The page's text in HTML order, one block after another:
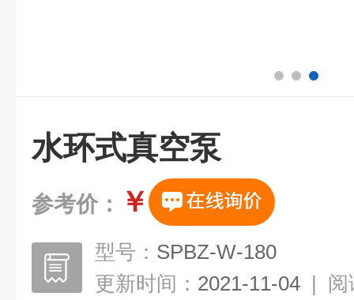
水环式真空泵
参考价： ￥
型号： SPBZ-W-180
更新时间： 2021-11-04 | 阅